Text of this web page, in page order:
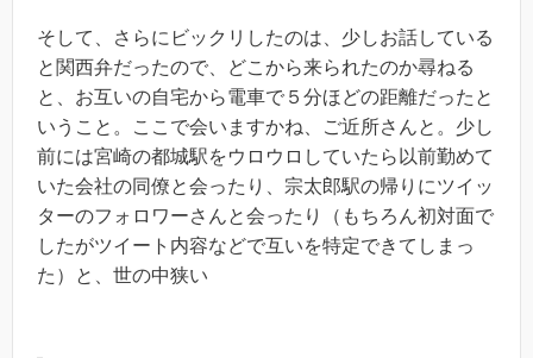
そして、さらにビックリしたのは、少しお話している
と関西弁だったので、どこから来られたのか尋ねる
と、お互いの自宅から電車で５分ほどの距離だったと
いうこと。ここで会いますかね、ご近所さんと。少し
前には宮崎の都城駅をウロウロしていたら以前勤めて
いた会社の同僚と会ったり、宗太郎駅の帰りにツイッ
ターのフォロワーさんと会ったり（もちろん初対面で
したがツイート内容などで互いを特定できてしまっ
た）と、世の中狭い